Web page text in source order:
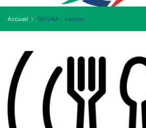
Accueil 5610AA - Restauration